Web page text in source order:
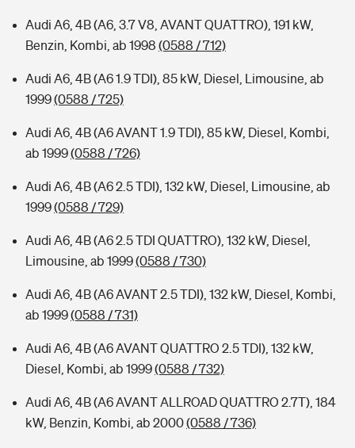
Audi A6, 4B (A6, 3.7 V8, AVANT QUATTRO), 191 kW,
Benzin, Kombi, ab 1998 (0588 / 712)
Audi A6, 4B (A6 1.9 TDI), 85 kW, Diesel, Limousine, ab
1999(0588 / 725)
Audi A6, 4B (A6 AVANT 1.9 TDI), 85 kW, Diesel, Kombi,
ab 1999(0588 / 726)
Audi A6, 4B (A6 2.5 TDI), 132 kW, Diesel, Limousine, ab
1999(0588 / 729)
Audi A6, 4B (A6 2.5 TDI QUATTRO), 132 kW, Diesel,
Limousine, ab 1999(0588 / 730)
Audi A6, 4B (A6 AVANT 2.5 TDI), 132 kW, Diesel, Kombi,
ab 1999(0588 / 731)
Audi A6, 4B (A6 AVANT QUATTRO 2.5 TDI), 132 kW,
Diesel, Kombi, ab 1999(0588 / 732)
Audi A6, 4B (A6 AVANT ALLROAD QUATTRO 2.7T), 184
kW, Benzin, Kombi, ab 2000(0588 / 736)